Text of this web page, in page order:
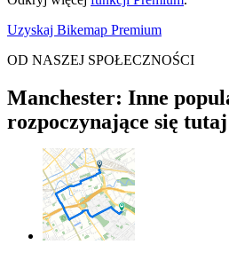
Uzyskaj Bikemap Premium
OD NASZEJ SPOŁECZNOŚCI
Manchester: Inne
rozpoczynające się tutaj